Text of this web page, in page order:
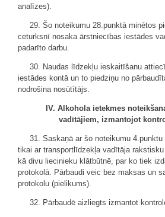
analīzes).
29. Šo noteikumu 28.punktā minētos
ceturksnī nosaka ārstniecības iestādes
padarīto darbu.
30. Naudas līdzekļu ieskaitīšanu
iestādes kontā un to piedziņu no
nodrošina nosūtītājs.
IV. Alkohola ietekmes
vadītājiem, izmantojot
31. Saskaņā ar šo noteikumu
tikai ar transportlīdzekļa vadītāja
kā divu liecinieku klātbūtnē, par ko tiek
protokolā. Pārbaudi veic bez maksas un
protokolu (pielikums).
32. Pārbaudē aizliegts izmantot